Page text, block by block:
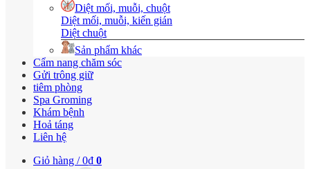
Diệt mối, muỗi, chuột
Diệt mối, muỗi, kiến gián
Diệt chuột
Sản phẩm khác
Cẩm nang chăm sóc
Gửi trông giữ
tiêm phòng
Spa Groming
Khám bệnh
Hoả táng
Liên hệ
Giỏ hàng /0₫ 0